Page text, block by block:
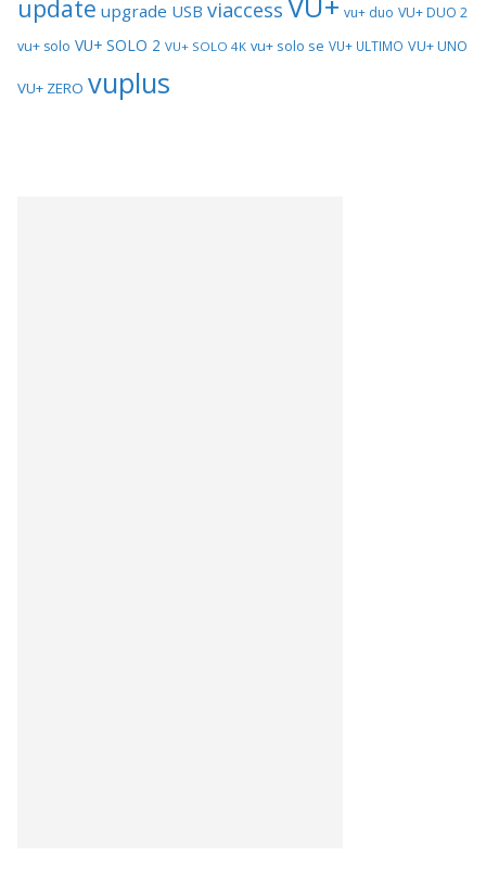
update upgrade USB viaccess vu+ duo VU+ DUO 2
vu+ solo VU+ SOLO 2 VU+ SOLO 4K vu+ solo se VU+ ULTIMO VU+ UNO
VU+ ZERO vuplus